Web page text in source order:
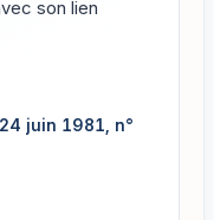
son lien
juin 1981, n°